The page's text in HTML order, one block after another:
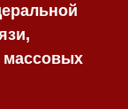
массовых